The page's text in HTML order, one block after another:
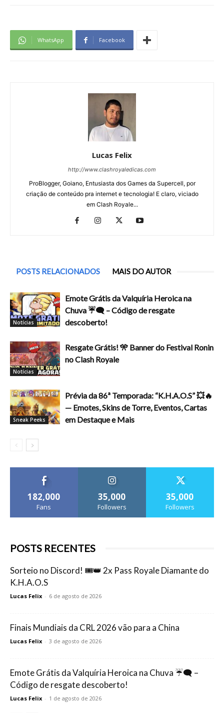
WhatsApp Facebook
Lucas Felix
http://www.clashroyaledicas.com
ProBlogger, Goiano, Entusiasta dos Games da Supercell, por
criação de conteúdo pra internet e tecnologia! E claro, viciado
em Clash Royale...
POSTS RELACIONADOS MAIS DO AUTOR
Notícias
Emote Grátis da Valquíria Heroica na
Chuva ☔🗨️ – Código de resgate
descoberto!
Notícias
Resgate Grátis! 🎌 Banner do Festival Ronin
no Clash Royale
Sneak Peeks
Prévia da 86ª Temporada: “K.H.A.O.S” 💥🔥
— Emotes, Skins de Torre, Eventos, Cartas
em Destaque e Mais
182,000
Fans
35,000
Followers
35,000
Followers
POSTS RECENTES
Sorteio no Discord! 🎟️👑 2x Pass Royale Diamante do
K.H.A.O.S
Lucas Felix - 6 de agosto de 2026
Finais Mundiais da CRL 2026 vão para a China
Lucas Felix - 3 de agosto de 2026
Emote Grátis da Valquíria Heroica na Chuva ☔🗨️ –
Código de resgate descoberto!
Lucas Felix - 1 de agosto de 2026